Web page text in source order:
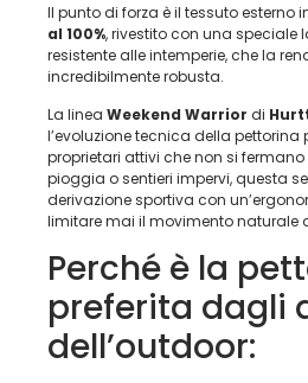
Il punto di forza è il tessuto esterno
al 100%, rivestito con una speciale
resistente alle intemperie, che la
incredibilmente robusta.
La linea Weekend Warrior di
l’evoluzione tecnica della pettorina
proprietari attivi che non si
pioggia o sentieri impervi, questa
derivazione sportiva con
limitare mai il movimento naturale
Perché è la
preferita dagli
dell’outdoor: